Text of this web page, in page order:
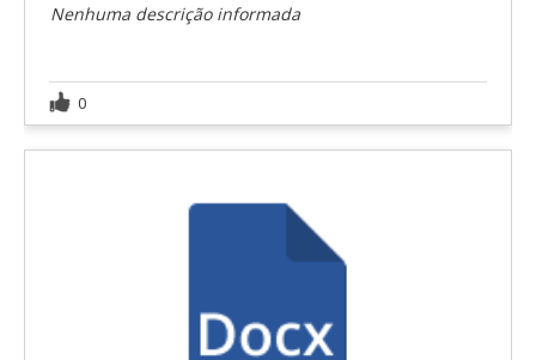
Nenhuma descrição informada
0